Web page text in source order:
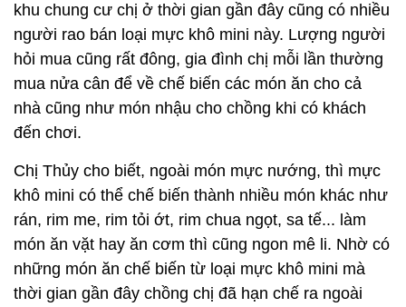
khu chung cư chị ở thời gian gần đây cũng có nhiều
người rao bán loại mực khô mini này. Lượng người
hỏi mua cũng rất đông, gia đình chị mỗi lần thường
mua nửa cân để về chế biến các món ăn cho cả
nhà cũng như món nhậu cho chồng khi có khách
đến chơi.
Chị Thủy cho biết, ngoài món mực nướng, thì mực
khô mini có thể chế biến thành nhiều món khác như
rán, rim me, rim tỏi ớt, rim chua ngọt, sa tế... làm
món ăn vặt hay ăn cơm thì cũng ngon mê li. Nhờ có
những món ăn chế biến từ loại mực khô mini mà
thời gian gần đây chồng chị đã hạn chế ra ngoài